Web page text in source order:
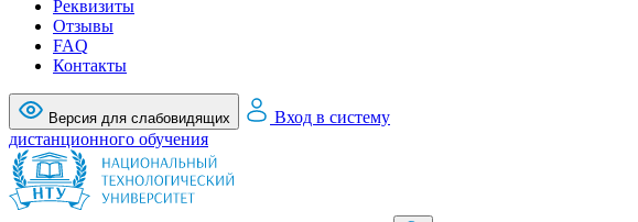
Реквизиты
Отзывы
FAQ
Контакты
Версия для слабовидящих
Вход в систему
дистанционного обучения